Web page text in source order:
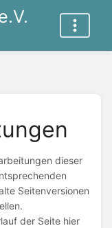
dieser
Seitenversionen
der Seite hier